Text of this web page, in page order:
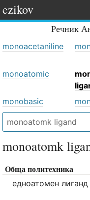
ezikov
Речник
monoacetaniline
monoatomic
monobasic
monoatomk
Обща политехника
едноатомен лиганд